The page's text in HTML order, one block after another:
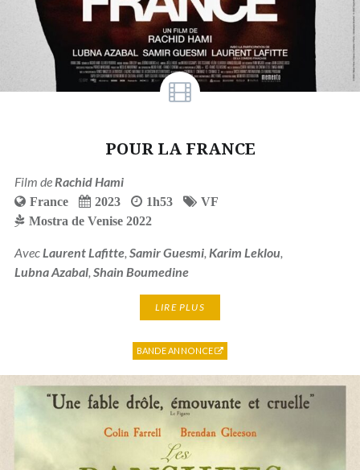
POUR LA FRANCE
Film de Rachid Hami
France 2023 1h53
VF
Mostra de Venise 2022
Avec Laurent Lafitte, Samir Guesmi, Karim Leklou
Lubna Azabal, Shain Boumedine
LIRE PLUS
BANDE ANNONCE